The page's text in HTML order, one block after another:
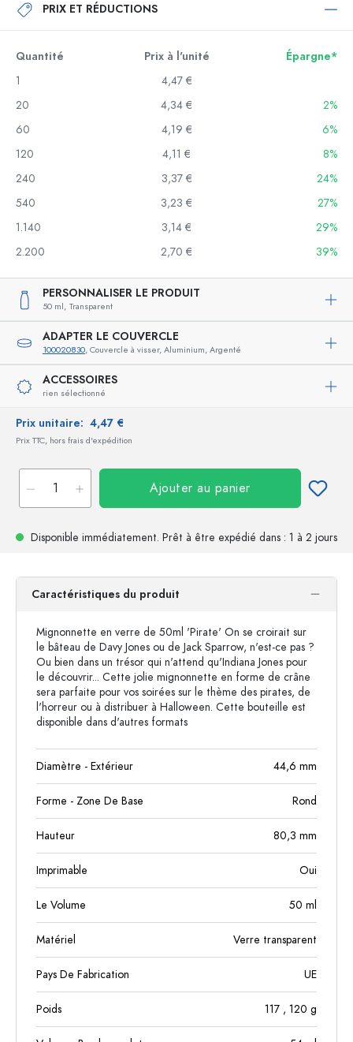
PRIX ET RÉDUCTIONS
Quantité Prix à l'unité
Épargne*
1
4,47 €
20
4,34 €
2%
60
4,19 €
6%
120
4,11 €
8%
240
3,37 €
24%
540
3,23 €
27%
1.140
3,14 €
29%
2.200
2,70 € 39%
PERSONNALISER LE PRODUIT
50 ml, Transparent
ADAPTER LE COUVERCLE
100020830, Couvercle à visser, Aluminium, Argenté
ACCESSOIRES
rien sélectionné
Prix unitaire: 4,47 €
Prix TTC, hors frais d'expédition
Ajouter au panier
Disponible immédiatement. Prêt à être expédié dans : 1 à 2 jours
Caractéristiques du produit
Mignonnette en verre de 50ml 'Pirate' On se croirait sur
le bâteau de Davy Jones ou de Jack Sparrow, n'est-ce pas ?
Ou bien dans un trésor qui n'attend qu'Indiana Jones pour
le découvrir... Cette jolie mignonnette en forme de crâne
sera parfaite pour vos soirées sur le thème des pirates, de
l'horreur ou à distribuer à Halloween. Cette bouteille est
disponible dans d'autres formats
Diamètre - Extérieur 44,6 mm
Forme - Zone De Base Rond
Hauteur 80,3 mm
Imprimable Oui
Le Volume 50 ml
Matériel Verre transparent
Pays De Fabrication UE
Poids 117 , 120 g